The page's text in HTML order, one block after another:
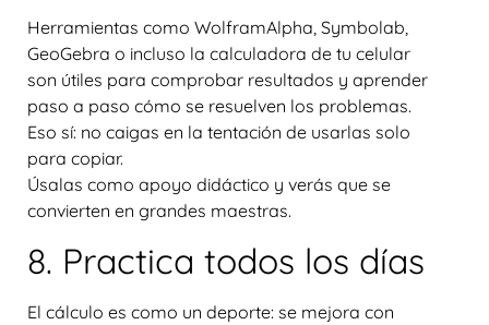
Herramientas como WolframAlpha, Symbolab,
GeoGebra o incluso la calculadora de tu celular
son útiles para comprobar resultados y aprender
paso a paso cómo se resuelven los problemas.
Eso sí: no caigas en la tentación de usarlas solo
para copiar.
Úsalas como apoyo didáctico y verás que se
convierten en grandes maestras.
8. Practica todos los días
El cálculo es como un deporte: se mejora con